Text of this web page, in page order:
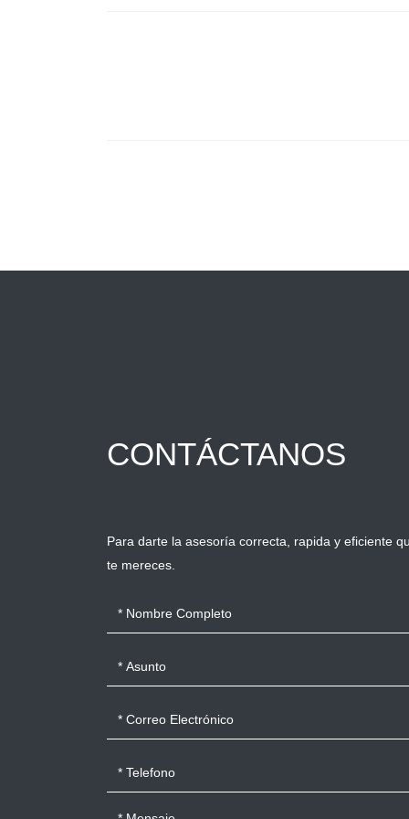
CONTÁCTANOS
Para darte la asesoría correcta, rapida y eficiente
te mereces.
Nombre:
Asunto:
Asunto:
Asunto: